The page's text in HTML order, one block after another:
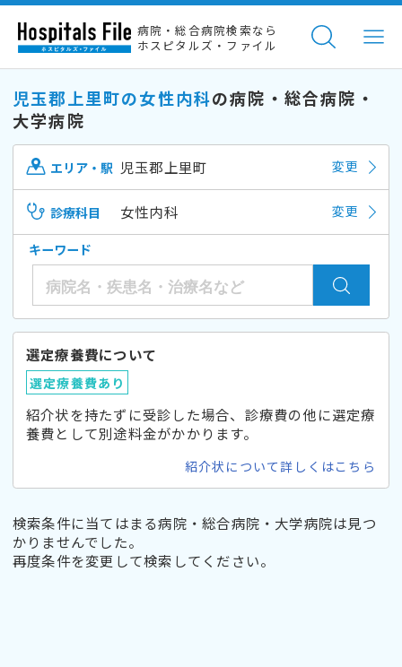
病院・総合病院検索なら
ホスピタルズ・ファイル
児玉郡上里町の女性内科の病院・総合病院・
大学病院
エリア・駅 児玉郡上里町 変更
診療科目 女性内科 変更
キーワード
選定療養費について
選定療養費あり
紹介状を持たずに受診した場合、診療費の他に選定療
養費として別途料金がかかります。
紹介状について詳しくはこちら
検索条件に当てはまる病院・総合病院・大学病院は見つ
かりませんでした。
再度条件を変更して検索してください。